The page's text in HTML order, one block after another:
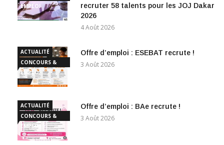
EMPLOI
recruter 58 talents pour les JOJ Dakar
2026
4 Août 2026
ACTUALITÉ
CONCOURS &
EMPLOI
Offre d’emploi : ESEBAT recrute !
3 Août 2026
ACTUALITÉ
CONCOURS &
EMPLOI
Offre d’emploi : BAe recrute !
3 Août 2026